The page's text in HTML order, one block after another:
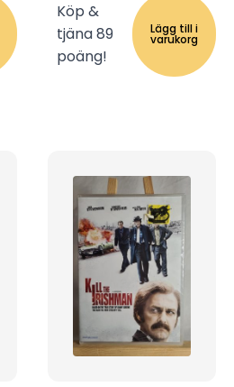
Köp &
tjäna 89
poäng!
Lägg till i
varukorg